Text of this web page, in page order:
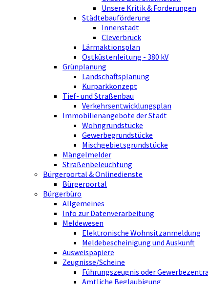
Unsere Kritik & Forderungen
Städtebauförderung
Innenstadt
Cleverbrück
Lärmaktionsplan
Ostküstenleitung - 380 kV
Grünplanung
Landschaftsplanung
Kurparkkonzept
Tief- und Straßenbau
Verkehrsentwicklungsplan
Immobilienangebote der Stadt
Wohngrundstücke
Gewerbegrundstücke
Mischgebietsgrundstücke
Mängelmelder
Straßenbeleuchtung
Bürgerportal & Onlinedienste
Bürgerportal
Bürgerbüro
Allgemeines
Info zur Datenverarbeitung
Meldewesen
Elektronische Wohnsitzanmeldung
Meldebescheinigung und Auskunft
Ausweispapiere
Zeugnisse/Scheine
Führungszeugnis oder
Amtliche Beglaubigung